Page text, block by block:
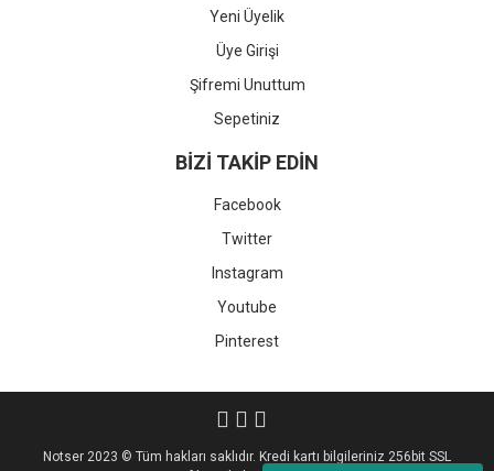
Yeni Üyelik
Üye Girişi
Şifremi Unuttum
Sepetiniz
BİZİ TAKİP EDİN
Facebook
Twitter
Instagram
Youtube
Pinterest
Notser 2023 © Tüm hakları saklıdır. Kredi kartı bilgileriniz 256bit SSL